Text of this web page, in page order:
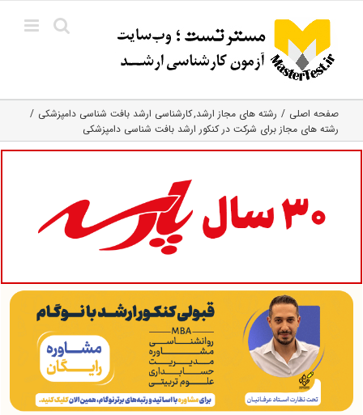
content
صفحه اصلی رشته های مجاز ارشد کارشناسی ارشد بافت‌ شناسی دامپزشکی
رشته های مجاز برای شرکت در کنکور ارشد بافت‌ شناسی دامپزشکی